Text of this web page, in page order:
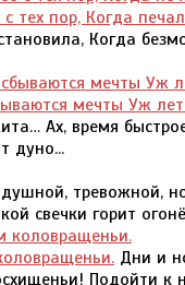
тех пор, Когда
Когда
мечты Уж
Ах, время
дуно...
тревожной,
свечки горит
Дни и
Подойти